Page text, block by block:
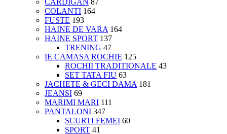
CARDIGAN 87
COLANTI 164
FUSTE 193
HAINE DE VARA 164
HAINE SPORT 137
TRENING 47
IE CAMASA ROCHIE 125
ROCHII TRADITIONALE 43
SET TATA FIU 63
JACHETE & GECI DAMA 181
JEANSI 69
MARIMI MARI 111
PANTALONI 347
SCURTI FEMEI 60
SPORT 41